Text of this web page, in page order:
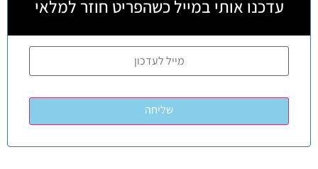
עדכנו אותי במייל כשהפריט חוזר למלאי